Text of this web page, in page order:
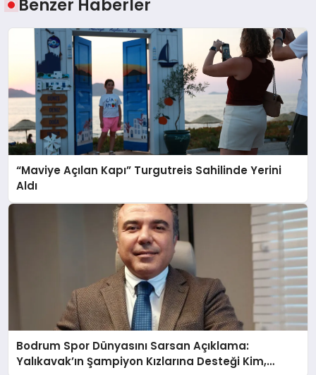
Benzer Haberler
“Maviye Açılan Kapı” Turgutreis Sahilinde Yerini
Aldı
Bodrum Spor Dünyasını Sarsan Açıklama:
Yalıkavak’ın Şampiyon Kızlarına Desteği Kim,